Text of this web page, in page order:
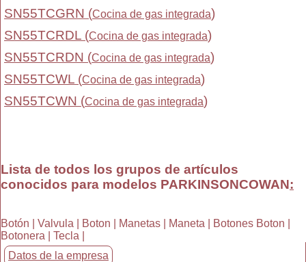
SN55TCGRN (Cocina de gas integrada)
SN55TCRDL (Cocina de gas integrada)
SN55TCRDN (Cocina de gas integrada)
SN55TCWL (Cocina de gas integrada)
SN55TCWN (Cocina de gas integrada)
Lista de todos los grupos de artículos
conocidos para modelos PARKINSONCOWAN:
Botón | Valvula | Boton | Manetas | Maneta | Botones Boton |
Botonera | Tecla |
Datos de la empresa